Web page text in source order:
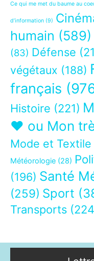
Ce qui me met du baume au
d’information (9)
humain (589)
(83) Défense
végétaux (188)
français
Histoire (221)
❤ ou Mon
Mode et Textile
Météorologie (28)
(196) Santé
(259) Sport
Transports